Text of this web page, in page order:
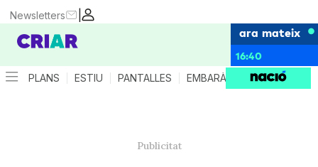
|
Newsletters
ara mateix
16:40
PLANS ESTIU PANTALLES EMBARÀS CRIANÇA